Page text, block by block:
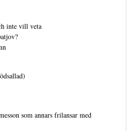
inte vill veta
som annars frilansar med